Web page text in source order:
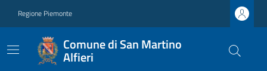
Regione Piemonte
Comune di San Martino
Alfieri